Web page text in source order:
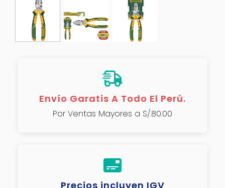
Envío Garatis A Todo El Perú.
Por Ventas Mayores a S/.80.00
Precios incluyen IGV